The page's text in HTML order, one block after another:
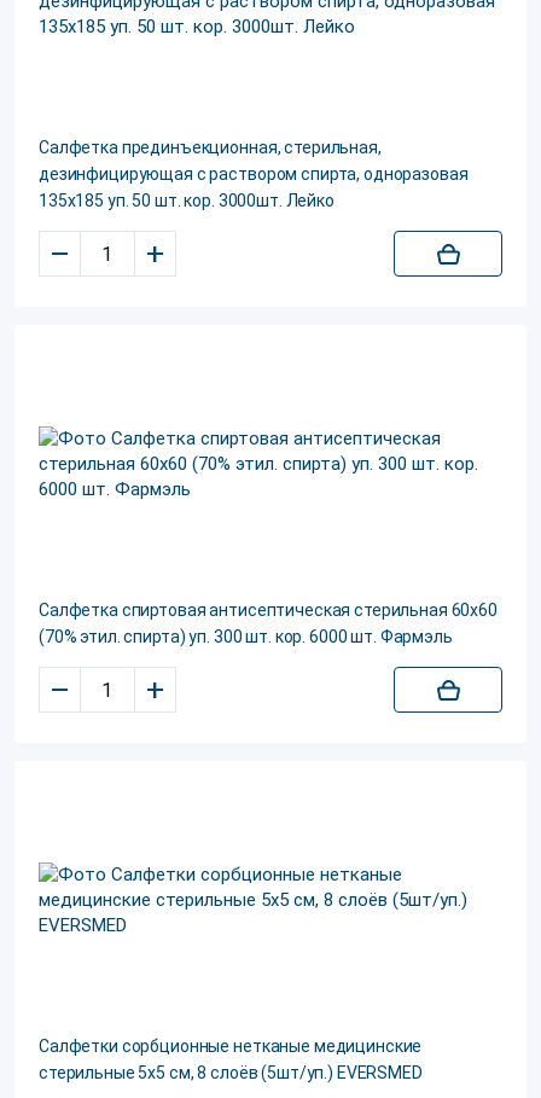
Салфетка прединъекционная, стерильная,
дезинфицирующая с раствором спирта, одноразовая
135х185 уп. 50 шт. кор. 3000шт. Лейко
– +
Салфетка спиртовая антисептическая стерильная 60х60
(70% этил. спирта) уп. 300 шт. кор. 6000 шт. Фармэль
– +
Салфетки сорбционные нетканые медицинские
стерильные 5х5 см, 8 слоёв (5шт/уп.) EVERSMED